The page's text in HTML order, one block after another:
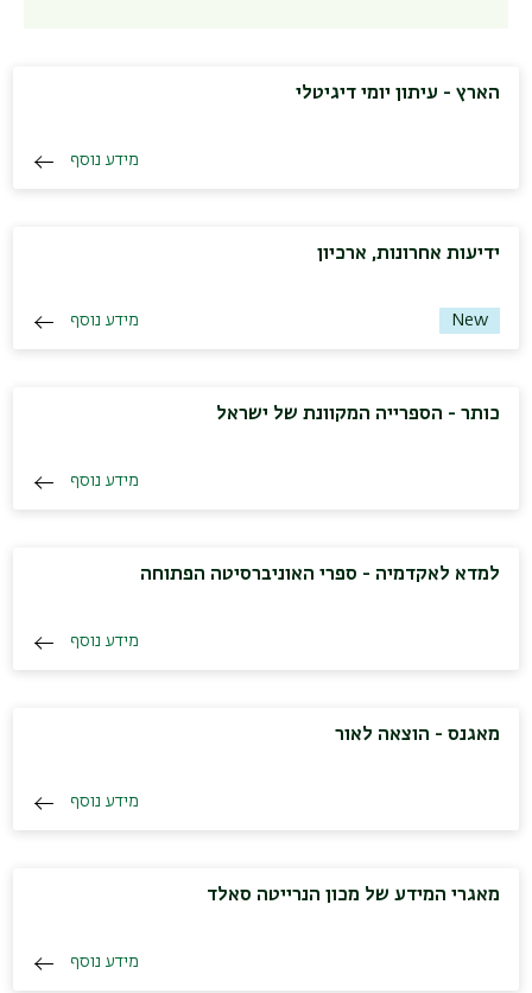
הארץ - עיתון יומי דיגיטלי
מידע נוסף
ידיעות אחרונות, ארכיון
New מידע נוסף
כותר - הספרייה המקוונת של ישראל
מידע נוסף
למדא לאקדמיה - ספרי האוניברסיטה הפתוחה
מידע נוסף
מאגנס - הוצאה לאור
מידע נוסף
מאגרי המידע של מכון הנרייטה סאלד
מידע נוסף